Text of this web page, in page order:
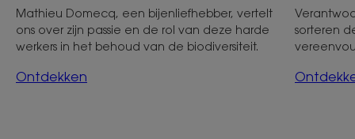
Mathieu Domecq, een bijenliefhebber, vertelt
ons over zijn passie en de rol van deze harde
werkers in het behoud van de biodiversiteit.
Ontdekken
sorteren